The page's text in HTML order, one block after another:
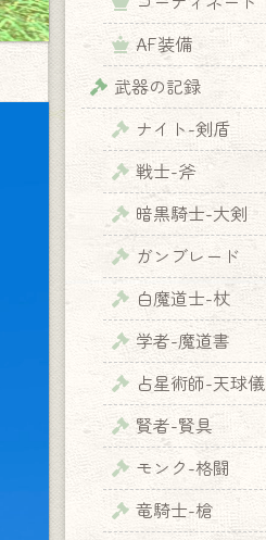
AF装備
武器の記録
ナイト-剣盾
戦士-斧
暗黒騎士-大剣
ガンブレード
白魔道士-杖
学者-魔道書
占星術師-天球儀
賢者-賢具
モンク-格闘
竜騎士-槍